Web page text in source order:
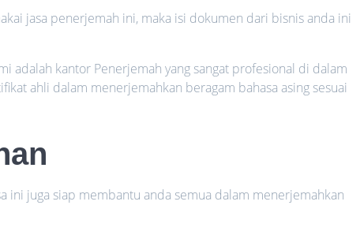
jasa penerjemah ini, maka isi dokumen dari bisnis anda ini
adalah kantor Penerjemah yang sangat profesional di dalam
ahli dalam menerjemahkan beragam bahasa asing sesuai
ini juga siap membantu anda semua dalam menerjemahkan